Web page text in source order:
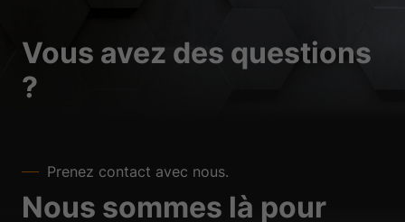
Vous avez des questions
?
Prenez contact avec nous.
Nous sommes là pour